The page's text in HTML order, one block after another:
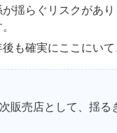
揺らぐリスクがあ
も確実にここにい
販売店として、揺る